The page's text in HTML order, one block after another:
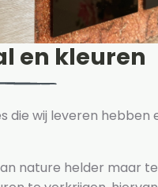
en kleuren
die wij leveren hebben
nature helder maar